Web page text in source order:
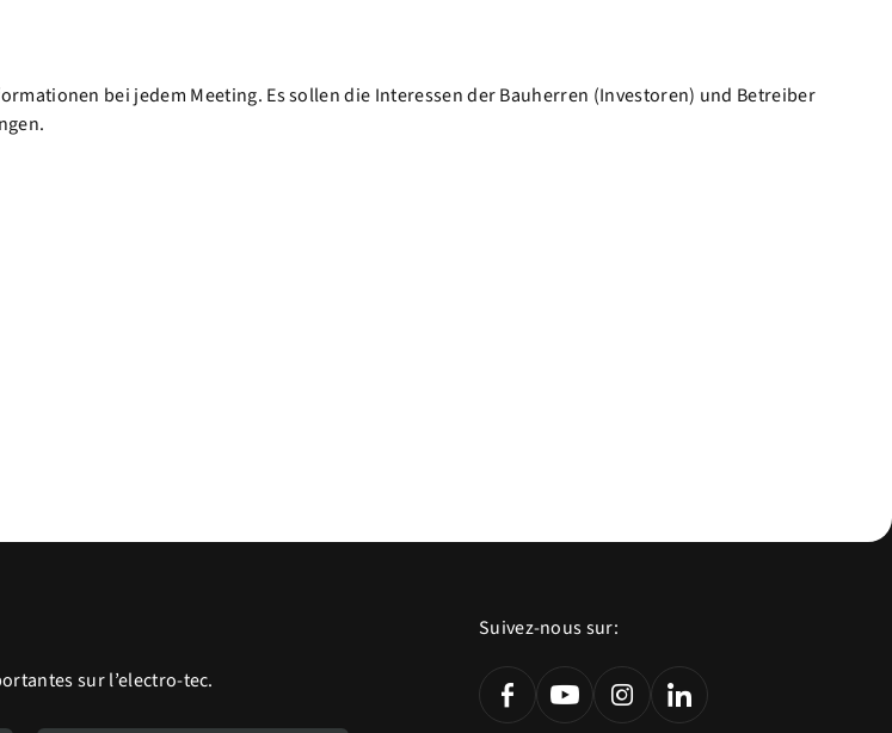
bei jedem Meeting. Es sollen die Interessen der Bauherren (Investoren) und Betreiber
sur l’electro-tec.
Suivez-nous sur: